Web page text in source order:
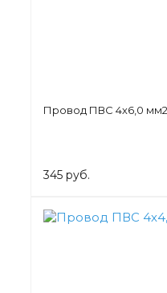
Провод ПВС 4х6,0
345 руб.